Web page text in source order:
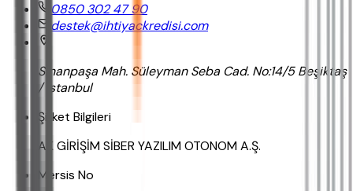
0850 302 47 90
destek@ihtiyackredisi.com
Sinanpaşa Mah. Süleyman Seba Cad. No:14/5 Beşiktaş
/ İstanbul
Şirket Bilgileri
AK GİRİŞİM SİBER YAZILIM OTONOM A.Ş.
Mersis No